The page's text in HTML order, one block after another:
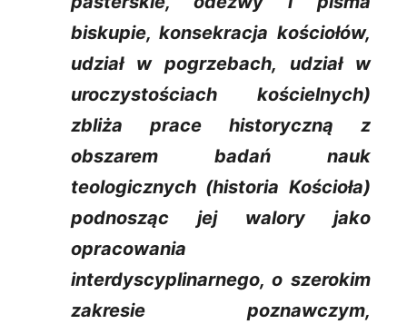
biskupie, konsekracja kościołów,
udział w pogrzebach, udział w
uroczystościach kościelnych)
zbliża prace historyczną z
obszarem badań nauk
teologicznych (historia Kościoła)
podnosząc jej walory jako
opracowania
interdyscyplinarnego, o szerokim
zakresie poznawczym,